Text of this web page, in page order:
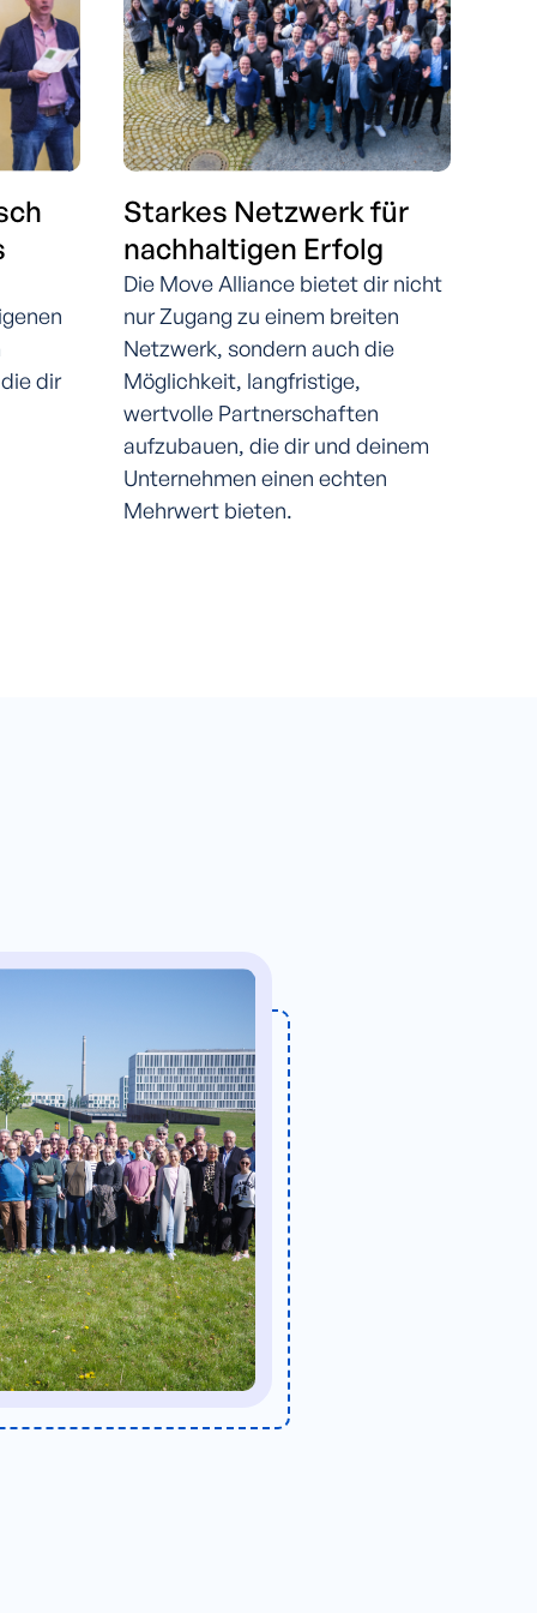
dir
Starkes Netzwerk für
nachhaltigen Erfolg
Die Move Alliance bietet dir nicht
nur Zugang zu einem breiten
Netzwerk, sondern auch die
Möglichkeit, langfristige,
wertvolle Partnerschaften
aufzubauen, die dir und deinem
Unternehmen einen echten
Mehrwert bieten.